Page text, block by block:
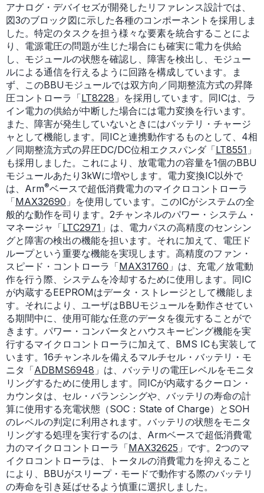
アナログ・デバイセズが開発したリファレンス設計では、
図3のブロック図に示した各種のコンポーネントを採用しま
した。特定のタスクを担う様々な要素を統合することによ
り、電源電圧の問題が生じた場合にも確実に電力を供給
し、モジュールの状態を確認し、障害を検出し、モジュー
ルによる通信を行えるように回路を構成しています。ま
ず、このBBUモジュールでは双方向／同期整流方式の昇降
圧コントローラ「LT8228 」を採用しています。同ICは、ラ
イン電力の供給が中断した場合には電力変換を行います。
また、障害が発生していないときにはバッテリ・チャージ
ャとして機能します。同ICと連携動作するものとして、4相
／同期整流方式の昇圧DC/DC位相エクスパンダ「LT8551 」
も採用しました。これにより、放電電力の容量を1個のBBU
モジュールあたり3kWに増やします。電力変換IC以外で
は、Arm®ベースで超低消費電力のマイクロコントローラ
「MAX32690 」を使用しています。このICがシステムの全
般的な動作を司ります。2チャンネルのパワー・システム・
マネージャ「LTC2971 」は、電力パスの高精度のセンシン
グと障害の検出の機能を担います。それに加えて、電圧ド
ループという重要な機能を実現します。高精度のファン・
スピード・コントローラ「MAX31760 」は、充電／放電動
作を行う際、システムを冷却するために使用します。同IC
が内蔵するEEPROMはデータ・ストレージとして機能しま
す。それにより、ユーザはBBUモジュールを動作させてい
る期間中に、使用可能な任意のデータを復元することがで
きます。パワー・コンバータとハウスキーピング機能を実
行するマイクロコントローラに加えて、BMS ICも実装して
います。16チャンネルを備えるマルチセル・バッテリ・モ
ニタ「ADBMS6948 」は、バッテリの電圧レベルをモニタ
リングするために使用します。同ICが内蔵するクーロン・
カウンタは、セル・バランシングや、バッテリの寿命の計
算に使用する充電状態（SOC：State of Charge）とSOH
のレベルの判定に利用されます。バッテリの状態をモニタ
リングする処理を実行するのは、Armベースで超低消費電
力のマイクロコントローラ「MAX32625 」です。2つのマ
イクロコントローラは、トータルの消費電力を抑えること
により、BBUがスリープ・モードで動作する際のバッテリ
の寿命を引き延ばせるよう慎重に選択しました。